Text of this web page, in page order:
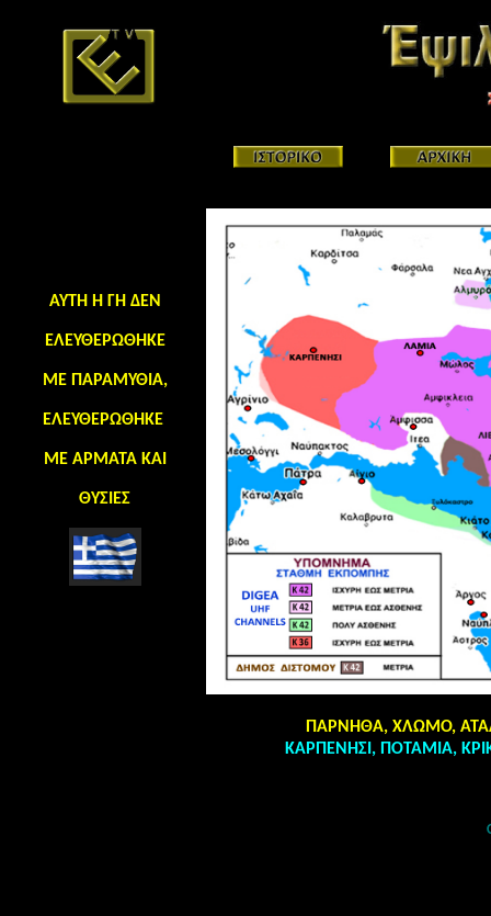
ΑΥΤΗ Η ΓΗ ΔΕΝ
ΕΛΕΥΘΕΡΩΘΗΚΕ
ΜΕ ΠΑΡΑΜΥΘΙΑ,
ΕΛΕΥΘΕΡΩΘΗΚΕ
ΜΕ ΑΡΜΑΤΑ ΚΑΙ
ΘΥΣΙΕΣ
ΠΑΡΝΗΘΑ, ΧΛΩΜΟ,
ΚΑΡΠΕΝΗΣΙ, ΠΟΤΑΜΙΑ,